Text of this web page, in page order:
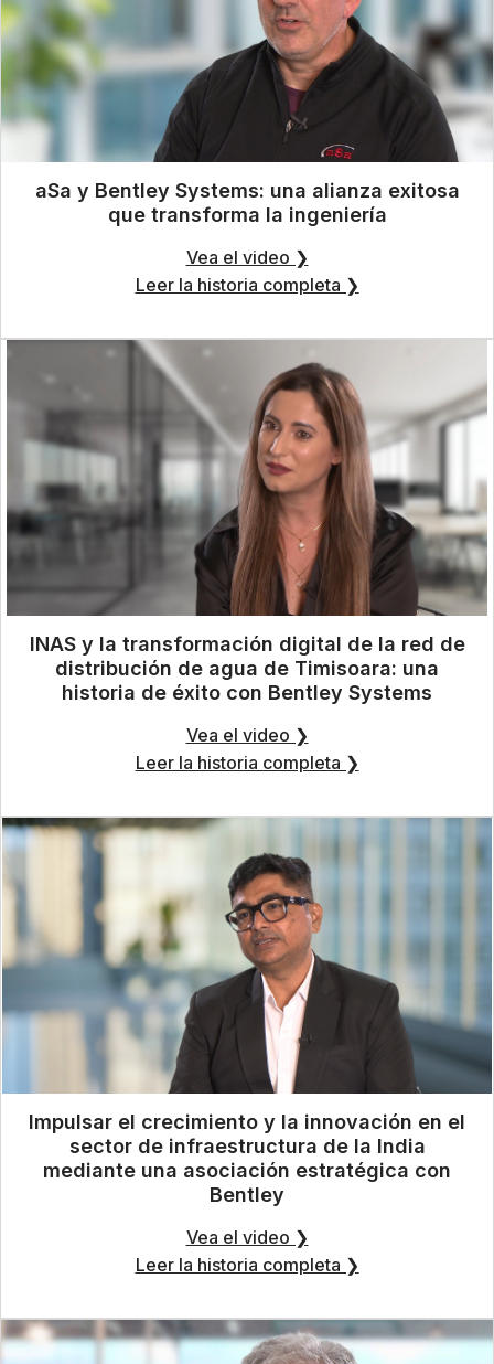
aSa y Bentley Systems: una alianza exitosa
que transforma la ingeniería
Vea el video ❯
Leer la historia completa ❯
INAS y la transformación digital de la red de
distribución de agua de Timisoara: una
historia de éxito con Bentley Systems
Vea el video ❯
Leer la historia completa ❯
Impulsar el crecimiento y la innovación en el
sector de infraestructura de la India
mediante una asociación estratégica con
Bentley
Vea el video ❯
Leer la historia completa ❯